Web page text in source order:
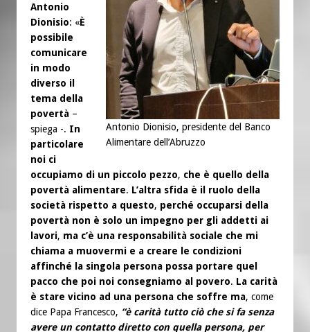
Antonio Dionisio, presidente del Banco
Alimentare dell’Abruzzo
Antonio
Dionisio: «È
possibile
comunicare
in modo
diverso il
tema della
povertà –
spiega -. In
particolare
noi ci
occupiamo di un piccolo pezzo, che è quello della
povertà alimentare. L’altra sfida è il ruolo della
società rispetto a questo, perché occuparsi della
povertà non è solo un impegno per gli addetti ai
lavori, ma c’è una responsabilità sociale che mi
chiama a muovermi e a creare le condizioni
affinché la singola persona possa portare quel
pacco che poi noi consegniamo al povero. La carità
è stare vicino ad una persona che soffre ma, come
dice Papa Francesco, “è carità tutto ciò che si fa senza
avere un contatto diretto con quella persona, per